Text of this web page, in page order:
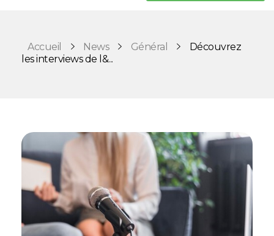
Accueil News Général
Découvrez
les interviews de l&...